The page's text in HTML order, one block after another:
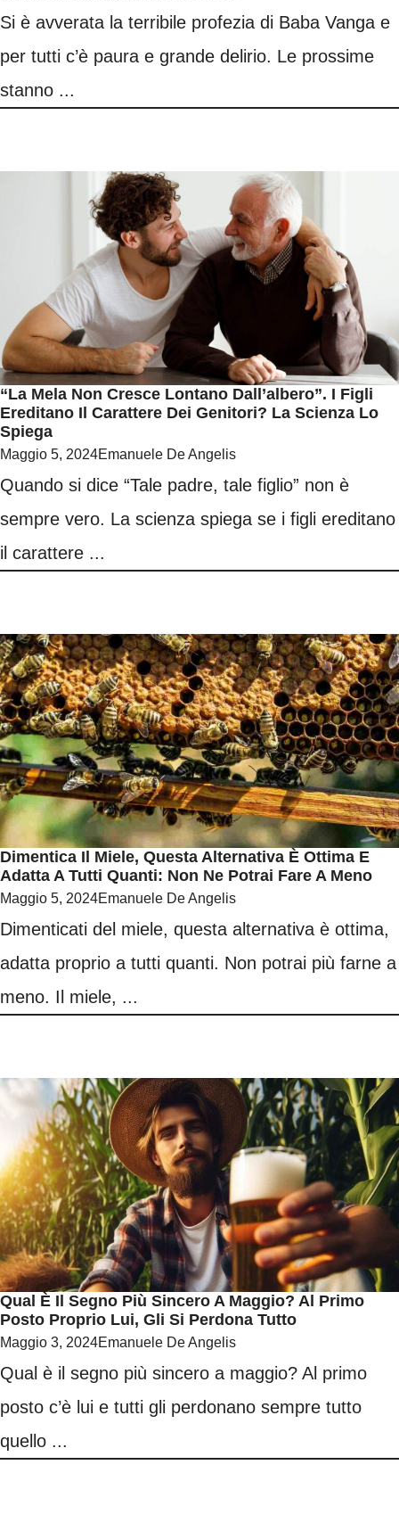
Si è avverata la terribile profezia di Baba Vanga e
per tutti c’è paura e grande delirio. Le prossime
stanno ...
“La Mela Non Cresce Lontano Dall’albero”. I Figli
Ereditano Il Carattere Dei Genitori? La Scienza Lo
Spiega
Maggio 5, 2024Emanuele De Angelis
Quando si dice “Tale padre, tale figlio” non è
sempre vero. La scienza spiega se i figli ereditano
il carattere ...
Dimentica Il Miele, Questa Alternativa È Ottima E
Adatta A Tutti Quanti: Non Ne Potrai Fare A Meno
Maggio 5, 2024Emanuele De Angelis
Dimenticati del miele, questa alternativa è ottima,
adatta proprio a tutti quanti. Non potrai più farne a
meno. Il miele, ...
Qual È Il Segno Più Sincero A Maggio? Al Primo
Posto Proprio Lui, Gli Si Perdona Tutto
Maggio 3, 2024Emanuele De Angelis
Qual è il segno più sincero a maggio? Al primo
posto c’è lui e tutti gli perdonano sempre tutto
quello ...